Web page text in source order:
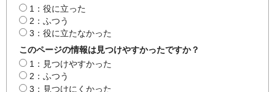
1：役に立った
2：ふつう
3：役に立たなかった
このページの情報は見つけやすかったですか？
1：見つけやすかった
2：ふつう
3：見つけにくかった